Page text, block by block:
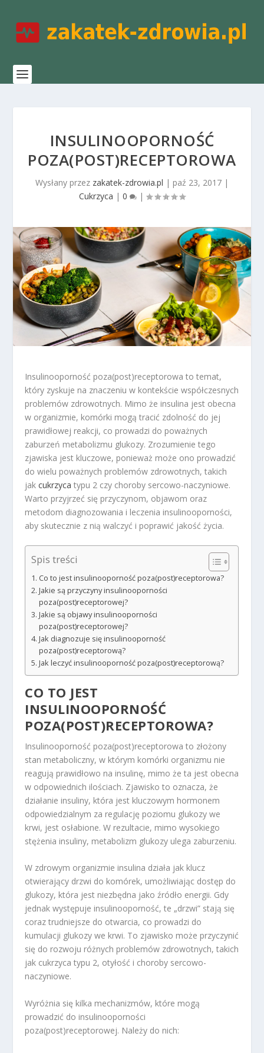
INSULINOOPORNOŚĆ
POZA(POST)RECEPTOROWA
Wysłany przez zakatek-zdrowia.pl | paź 23, 2017 |
Cukrzyca | 0 |
Insulinooporność poza(post)receptorowa to temat,
który zyskuje na znaczeniu w kontekście współczesnych
problemów zdrowotnych. Mimo że insulina jest obecna
w organizmie, komórki mogą tracić zdolność do jej
prawidłowej reakcji, co prowadzi do poważnych
zaburzeń metabolizmu glukozy. Zrozumienie tego
zjawiska jest kluczowe, ponieważ może ono prowadzić
do wielu poważnych problemów zdrowotnych, takich
jakcukrzyca typu 2 czy choroby sercowo-naczyniowe.
Warto przyjrzeć się przyczynom, objawom oraz
metodom diagnozowania i leczenia insulinooporności,
aby skutecznie z nią walczyć i poprawić jakość życia.
Spis treści
Co to jest insulinooporność poza(post)receptorowa?
Jakie są przyczyny insulinooporności
poza(post)receptorowej?
Jakie są objawy insulinooporności
poza(post)receptorowej?
Jak diagnozuje się insulinooporność
poza(post)receptorową?
Jak leczyć insulinooporność poza(post)receptorową?
CO TO JEST
INSULINOOPORNOŚĆ
POZA(POST)RECEPTOROWA?
Insulinooporność poza(post)receptorowa to złożony
stan metaboliczny, w którym komórki organizmu nie
reagują prawidłowo na insulinę, mimo że ta jest obecna
w odpowiednich ilościach. Zjawisko to oznacza, że
działanie insuliny, która jest kluczowym hormonem
odpowiedzialnym za regulację poziomu glukozy we
krwi, jest osłabione. W rezultacie, mimo wysokiego
stężenia insuliny, metabolizm glukozy ulega zaburzeniu.
W zdrowym organizmie insulina działa jak klucz
otwierający drzwi do komórek, umożliwiając dostęp do
glukozy, która jest niezbędna jako źródło energii. Gdy
jednak występuje insulinooporność, te „drzwi” stają się
coraz trudniejsze do otwarcia, co prowadzi do
kumulacji glukozy we krwi. To zjawisko może przyczynić
się do rozwoju różnych problemów zdrowotnych, takich
jak cukrzyca typu 2, otyłość i choroby sercowo-
naczyniowe.
Wyróżnia się kilka mechanizmów, które mogą
prowadzić do insulinooporności
poza(post)receptorowej. Należy do nich: